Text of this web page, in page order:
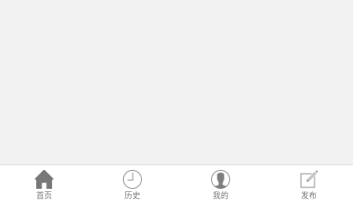
首页 历史 我的 发布